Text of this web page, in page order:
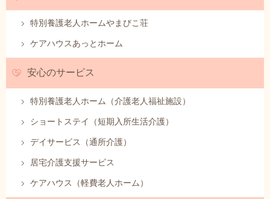
特別養護老人ホームやまびこ荘
ケアハウスあっとホーム
安心のサービス
特別養護老人ホーム（介護老人福祉施設）
ショートステイ（短期入所生活介護）
デイサービス（通所介護）
居宅介護支援サービス
ケアハウス（軽費老人ホーム）